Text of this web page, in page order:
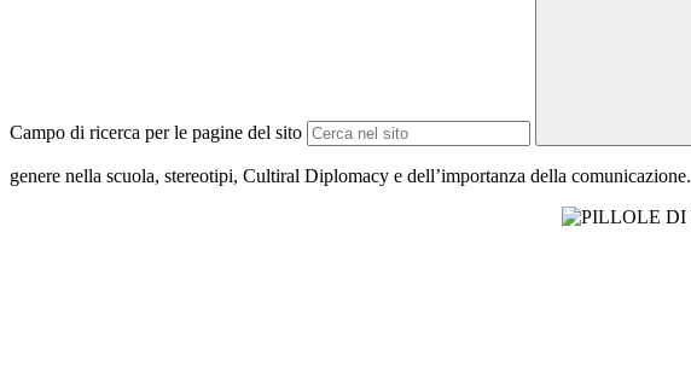
Campo di ricerca per le pagine del sito
genere nella scuola, stereotipi, Cultiral Diplomacy e dell’importanza della comunicazione.